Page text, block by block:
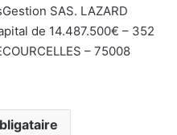
SAS. LAZARD
de 14.487.500€ – 352
– 75008